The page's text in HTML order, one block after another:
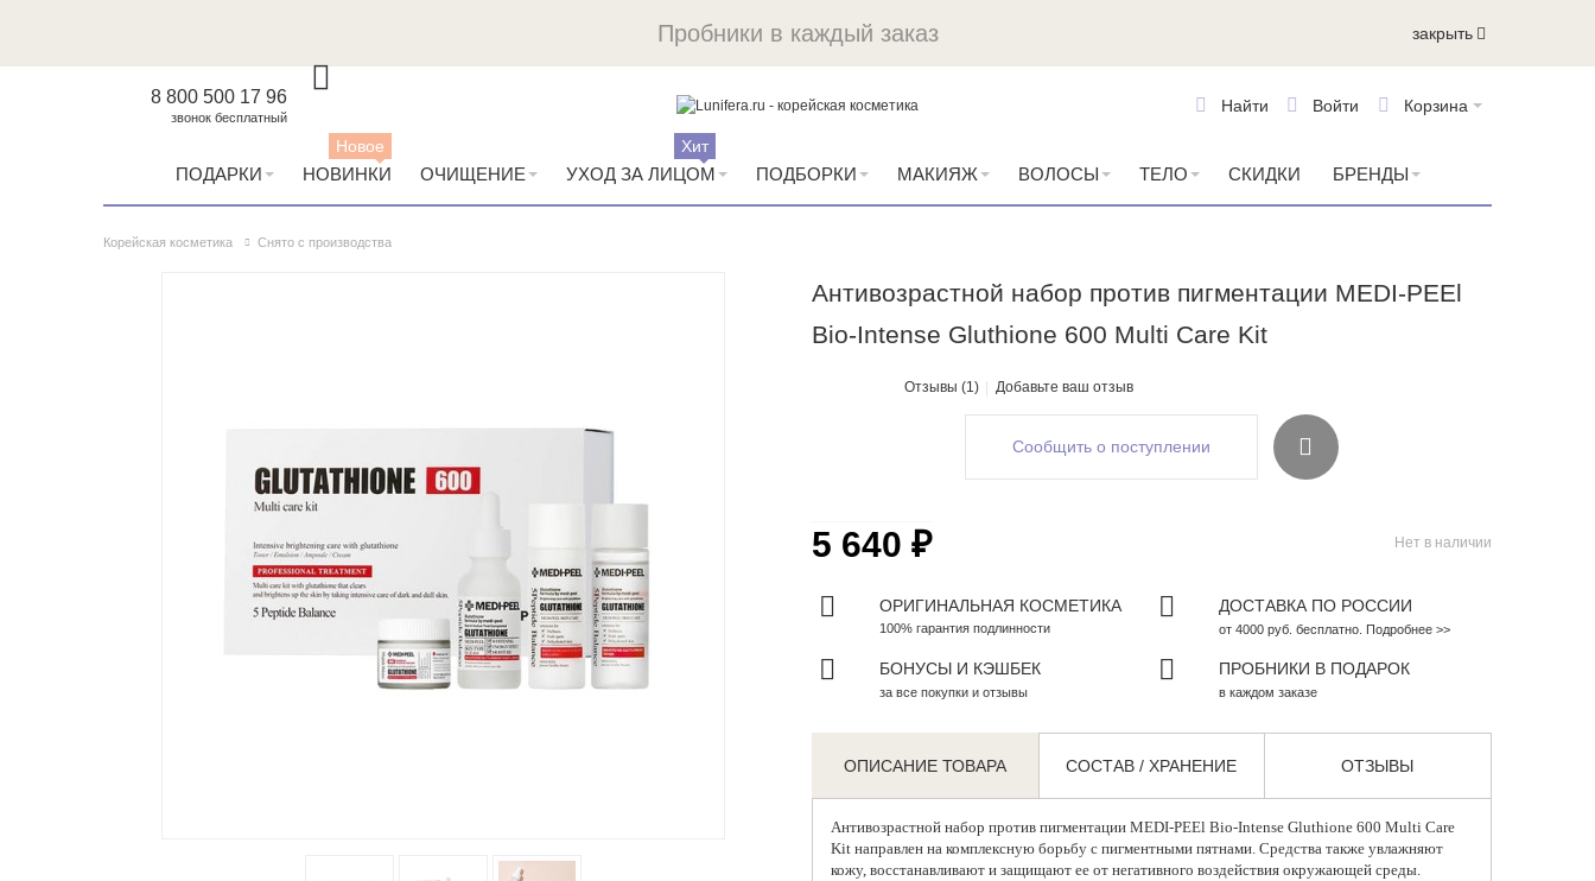
Пробники в каждый заказ закрыть
8 800 500 17 96
звонок бесплатный
Корзина
Войти
Найти
ПОДАРКИ НОВИНКИ
Новое
ОЧИЩЕНИЕ УХОД ЗА ЛИЦОМ
Хит
ПОДБОРКИ МАКИЯЖ ВОЛОСЫ ТЕЛО СКИДКИ БРЕНДЫ
Корейская косметика Снято с производства
Антивозрастной набор против пигментации MEDI-PEEl
Bio-Intense Gluthione 600 Multi Care Kit
Отзывы (1) Добавьте ваш отзыв
Сообщить о поступлении
Нет в наличии
5 640 ₽
ОРИГИНАЛЬНАЯ КОСМЕТИКА
100% гарантия подлинности
ДОСТАВКА ПО РОССИИ
от 4000 руб. бесплатно. Подробнее >>
БОНУСЫ И КЭШБЕК
за все покупки и отзывы
ПРОБНИКИ В ПОДАРОК
в каждом заказе
ОПИСАНИЕ ТОВАРА СОСТАВ / ХРАНЕНИЕ ОТЗЫВЫ
Антивозрастной набор против пигментацииMEDI-PEEl Bio-Intense Gluthione 600 Multi Care
Kit направлен на комплексную борьбу с пигментными пятнами. Средства также увлажняют
кожу, восстанавливают и защищают ее от негативного воздействия окружающей среды.